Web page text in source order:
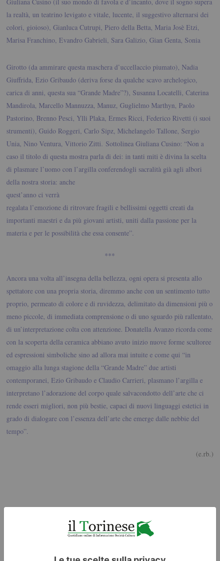
la realtà, un teatrino levigato e vitale, lucente, il suggestivo alternarsi dei
colori, gioioso), Gianluca Cutrupi, Piero della Betta, Maria Josè Etzi,
Marisa Franchino, Evandro Gabrieli, Sara Galizio, Gian Genta, Sonia
Girotto (da ammirare questa maschera d’uccellaccio piumato), Nadia
Giuffrida, Ezio Gribaudo (deriva forse da qualche scavo archelogico,
carica di anni, questa sua “Grande Madre”?), Susanna Locatelli, Caterina
Mandirola, Marcello Mannuzza, Manuz, Guglielmo Marthyn, Paolo
Pastorino, Brenno Pesci, Ylli Plaka, Ermes Ricci, Federico Rivetti (i suoi
strumenti), Guido Roggeri, Carlo Sipz, Michelangelo Tallone, Sergio
Unia, Nino Ventura, Vittorio Zitti. Sottolinea Giuliana Cusino: “Non a
caso il titolo di questa mostra parla di dei: in tanti miti è divina la scelta
di plasmare l’uomo con l’argilla conferendogli sacralità già aglialbori
della nostra storia: anche
quest’anno ci verrà
regalata l’emozione di ritrovare fragili e bellissimi oggetti creati da
importanti maestri e da più giovani artisti, uniti dalla passione per la
materia e per le possibilità che essa consente”.
***
Ancora una volta all’insegna della bellezza, ogni opera si presenta allo
spettatore con una propria storia, diremmo anche con un sentimento tutto
proprio, permeato di colore e di ruvidezza, delimitato da dimensioni più o
meno piccole, di immediata comprensione o di uno sguardo più rallentato,
di un’interpretazione colta con attenzione. Donatella Avanzo ricorda come
con la scoperta della ceramica abbiano avuto inizio nuove forme scultoree
ed espressioni simboliche sino ad allora mai intuite e come qui “in
omaggio alla lunga stagione della “Grande Madre” due artisti
contemporanei, Ezio Gribaudo e Claudio Carrieri, plasmano l’argilla e
interpretano l’adorazione del corpo quale salvacondotto dell’arte che ci
rende esseri migliori, non più bestie, capaci di nuovi linguaggi estetici in
grado di dialogare con l’essenza dell’arte che emerge dalle nebbie del
tempo”.
(e.rb.)